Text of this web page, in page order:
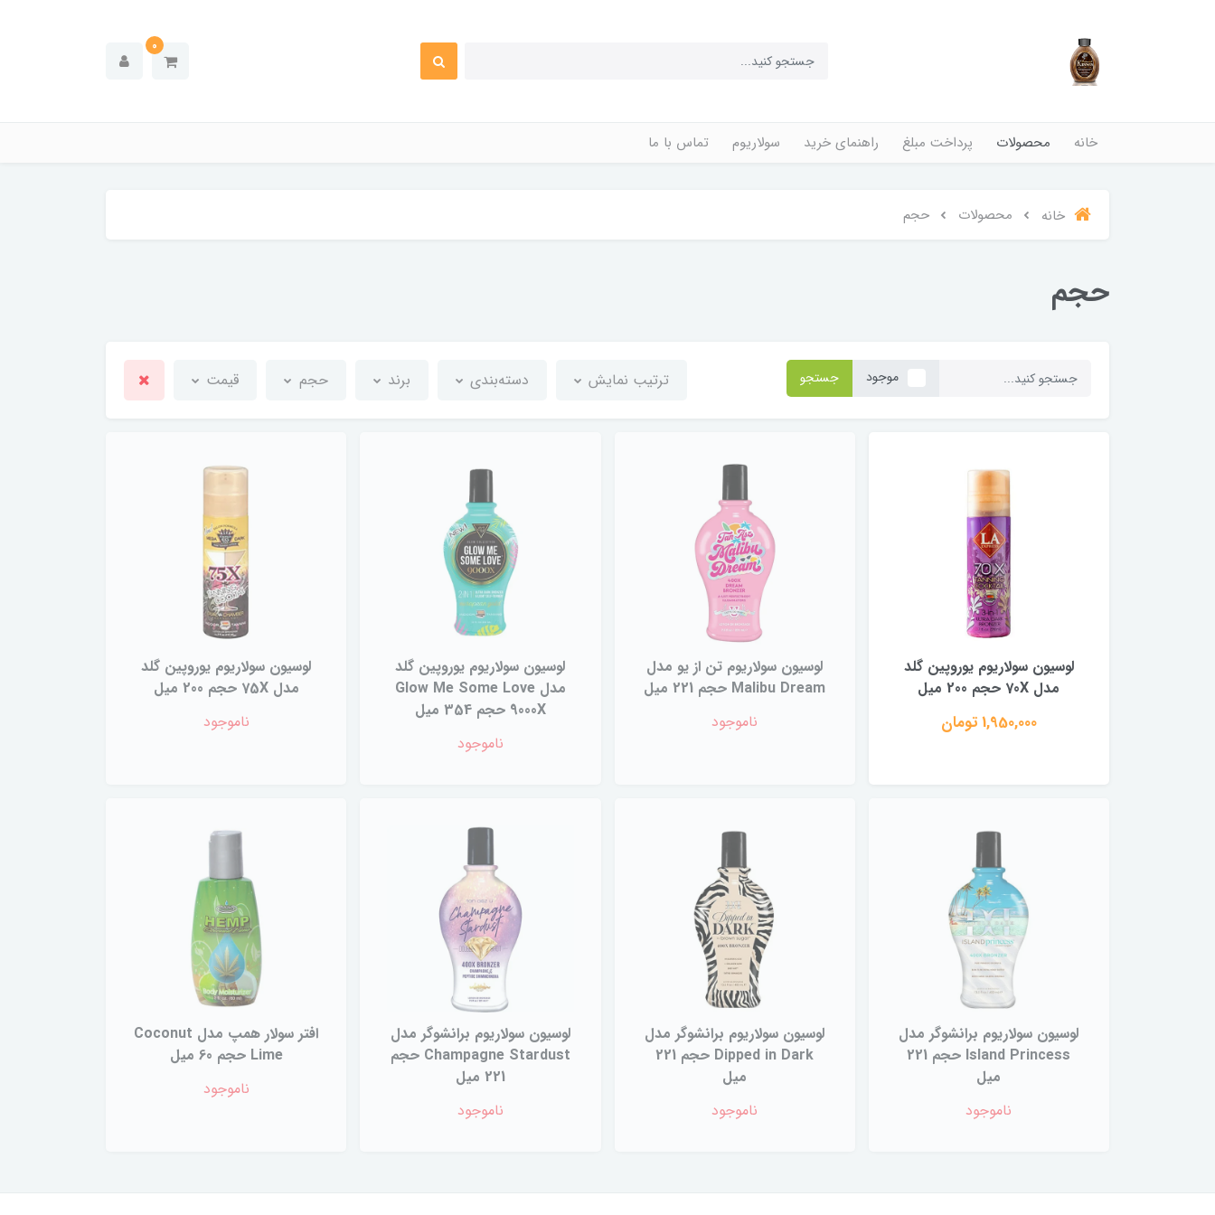
0
خانه محصولات پرداخت مبلغ راهنمای خرید سولاریوم تماس با ما
خانه محصولات حجم
حجم
موجود جستجو ترتیب نمایش دسته‌بندی برند حجم قیمت
لوسیون سولاریوم یوروپین گلد
مدل 70X حجم 200 میل
1,950,000 تومان
لوسیون سولاریوم تن از یو مدل
Malibu Dream حجم 221 میل
ناموجود
لوسیون سولاریوم یوروپین گلد
مدل Glow Me Some Love
9000X حجم 354 میل
ناموجود
لوسیون سولاریوم یوروپین گلد
مدل 75X حجم 200 میل
ناموجود
لوسیون سولاریوم برانشوگر مدل
Island Princess حجم 221
میل
ناموجود
لوسیون سولاریوم برانشوگر مدل
Dipped in Dark حجم 221
میل
ناموجود
لوسیون سولاریوم برانشوگر مدل
Champagne Stardust حجم
221 میل
ناموجود
افتر سولار همپ مدل Coconut
Lime حجم 60 میل
ناموجود